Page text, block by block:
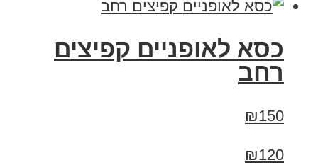
כסא לאופניים קפיצים
רחב
₪150
₪120